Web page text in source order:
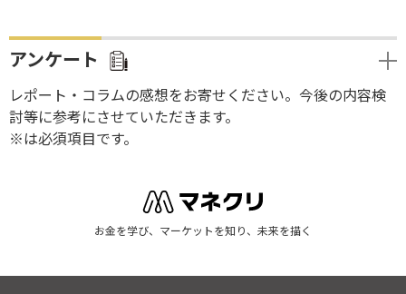
アンケート
レポート・コラムの感想をお寄せください。今後の内容検
討等に参考にさせていただきます。
※は必須項目です。
お金を学び、マーケットを知り、未来を描く